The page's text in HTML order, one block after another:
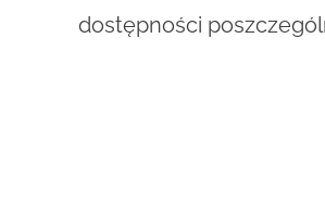
dostępności